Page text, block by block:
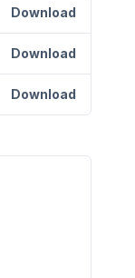
Download
Download
Download